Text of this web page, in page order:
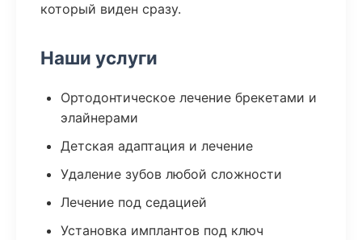
который виден сразу.
Наши услуги
Ортодонтическое лечение брекетами и
элайнерами
Детская адаптация и лечение
Удаление зубов любой сложности
Лечение под седацией
Установка имплантов под ключ